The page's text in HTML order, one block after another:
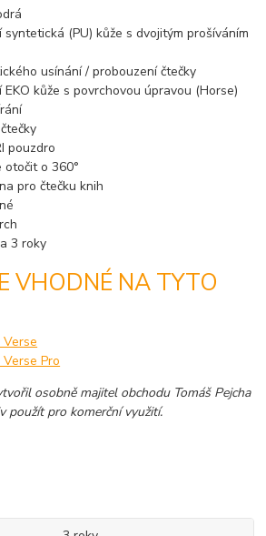
(PU) kůže s dvojitým prošíváním
usínání / probouzení čtečky
kůže s povrchovou úpravou (Horse)
pouzdro
otočit o 360°
pro čtečku knih
3 roky
VHODNÉ NA TYTO
Pro
osobně majitel obchodu Tomáš Pejcha
použít pro komerční využití.